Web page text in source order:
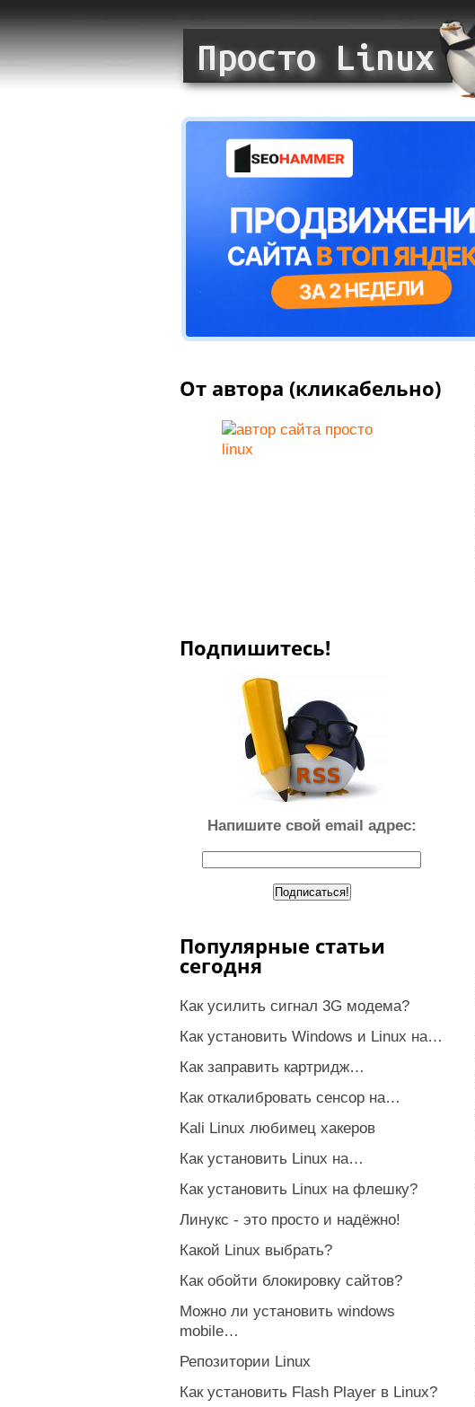
От автора (кликабельно)
Подпишитесь!
Напишите свой email адрес:
Популярные статьи
сегодня
Как усилить сигнал 3G модема?
Как установить Windows и Linux на…
Как заправить картридж…
Как откалибровать сенсор на…
Kali Linux любимец хакеров
Как установить Linux на…
Как установить Linux на флешку?
Линукс - это просто и надёжно!
Какой Linux выбрать?
Как обойти блокировку сайтов?
Можно ли установить windows
mobile…
Репозитории Linux
Как установить Flash Player в Linux?